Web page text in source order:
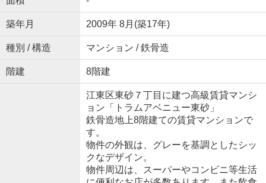
築年月 2009年 8月(築17年)
種別 / 構造 マンション / 鉄骨造
階建 8階建
江東区東砂７丁目に建つ高級賃貸マンシ
ョン「トラムアベニュー東砂」
鉄骨造地上8階建ての賃貸マンションで
す。
物件の外観は、グレーを基調としたシッ
クなデザイン。
物件周辺は、スーパーやコンビニ等生活